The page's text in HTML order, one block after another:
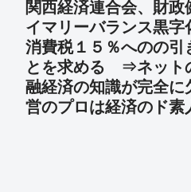
関西経済連合会、財
イマリーバランス黒字
消費税１５％へのの引
とを求める ⇒ネット
融経済の知識が完全に
営のプロは経済のド素